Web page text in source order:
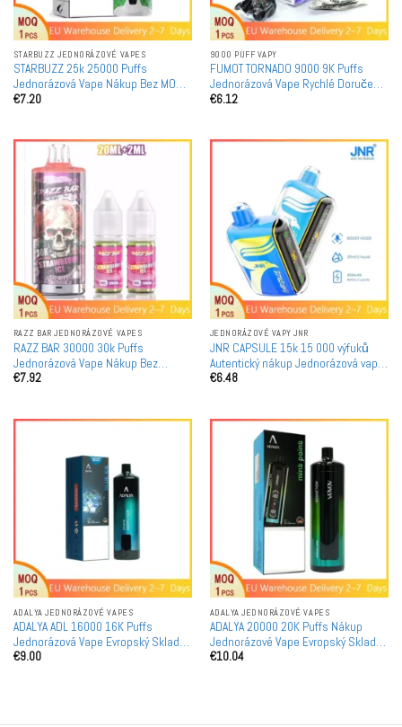
STARBUZZ JEDNORÁZOVÉ VAPES
STARBUZZ 25k 25000 Puffs
Jednorázová Vape Nákup Bez MOQ
Evropský Sklad Rychlé Doručení
€7.20
9000 PUFF VAPY
FUMOT TORNADO 9000 9K Puffs
Jednorázová Vape Rychlé Doručení
Evropský Sklad Koupit Bez MOQ
€6.12
RAZZ BAR JEDNORÁZOVÉ VAPES
RAZZ BAR 30000 30k Puffs
Jednorázová Vape Nákup Bez
Minimální Objednávky Evropský
€7.92
JEDNORÁZOVÉ VAPY JNR
JNR CAPSULE 15k 15 000 výfuků
Autentický nákup Jednorázová vape
Evropský sklad Rychlé zaslání Bez
€6.48
ADALYA JEDNORÁZOVÉ VAPES
ADALYA ADL 16000 16K Puffs
Jednorázová Vape Evropský Sklad
Rychlé Dodání Nákup Bez
€9.00
ADALYA JEDNORÁZOVÉ VAPES
ADALYA 20000 20K Puffs Nákup
Jednorázové Vape Evropský Sklad
Rychlé Zasílání Bez Minimálního
€10.04